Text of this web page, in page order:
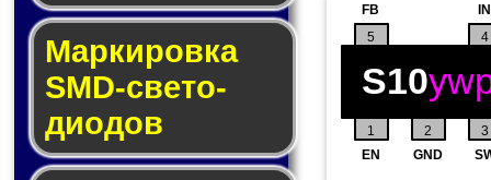
Маркировка
SMD-све­то­
дио­дов
1 2 3
4
EN GND
IN
5
FB
S10